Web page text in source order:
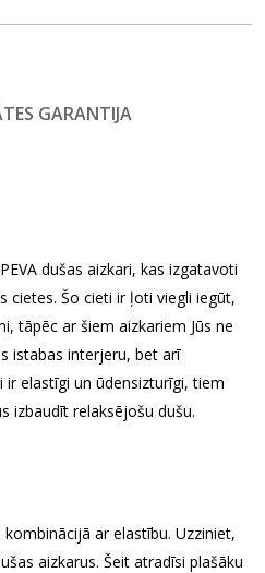
GARANTIJA
dušas aizkari, kas izgatavoti
cietes. Šo cieti ir ļoti viegli iegūt,
tāpēc ar šiem aizkariem Jūs ne
istabas interjeru, bet arī
ir elastīgi un ūdensizturīgi, tiem
izbaudīt relaksējošu dušu.
ar elastību. Uzziniet,
aizkarus. Šeit atradīsi plašāku